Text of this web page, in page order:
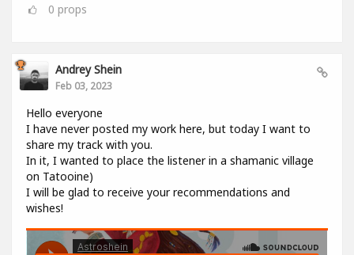
0 props
Andrey Shein
Feb 03, 2023
Hello everyone
I have never posted my work here, but today I want to
share my track with you.
In it, I wanted to place the listener in a shamanic village
on Tatooine)
I will be glad to receive your recommendations and
wishes!